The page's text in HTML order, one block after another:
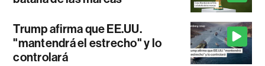
Trump afirma que EE.UU.
"mantendrá el estrecho" y lo
controlará